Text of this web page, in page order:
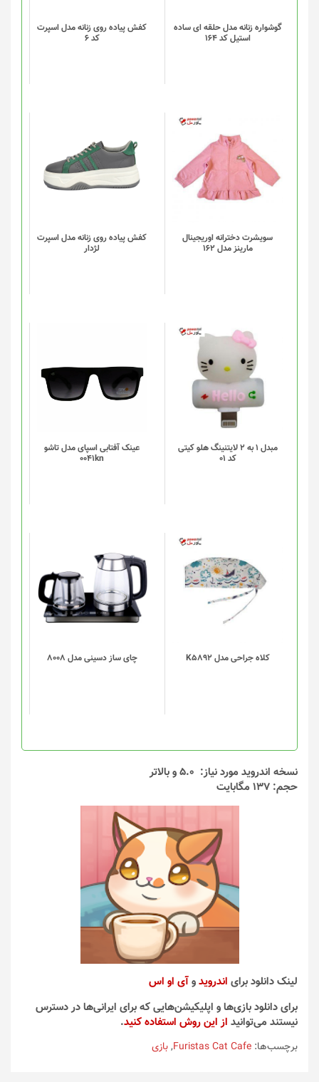
گوشواره زنانه مدل حلقه ای ساده
استیل کد 164
گزینه
ها
محصول
انتخاب
شوند
کفش پیاده روی زنانه مدل اسپرت
کد 6
سویشرت دخترانه اوریجینال
مارینز مدل 162
کفش پیاده روی زنانه مدل اسپرت
لژدار
محصول
دارای
انواع
مختلفی
گزینه
ها
مبدل 1 به 2 لایتنینگ هلو کیتی
کد 01
عینک آفتابی اسپای مدل تاشو
0041kn
کلاه جراحی مدل K5892 چای ساز دسینی مدل 8008
محصول
دارای
انواع
مختلفی
می
گزینه
محصول
نسخه اندروید مورد نیاز: 5.0 و بالاتر
حجم: 137 مگابایت
لینک دانلود برای اندرویدوآی او اس
برای دانلود بازی‌ها و اپلیکیشن‌هایی که برای ایرانی‌ها در دسترس
نیستند می‌توانید از این روش استفاده کنید.
برچسب‌ها: Furistas Cat Cafe
,بازی